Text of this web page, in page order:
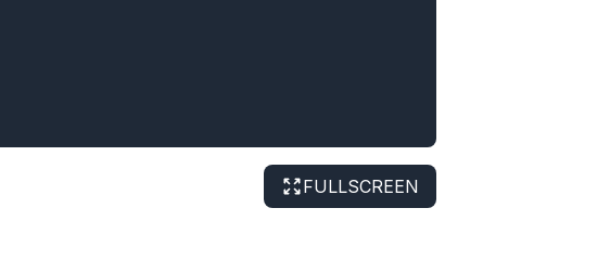
FULLSCREEN